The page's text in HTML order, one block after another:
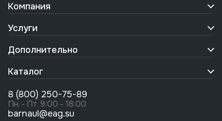
Компания
Услуги
Дополнительно
Каталог
8 (800) 250-75-89
Пн. - Пт. 9:00 - 18:00
barnaul@eag.su